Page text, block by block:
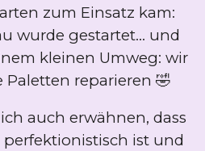
zum Einsatz kam:
wurde gestartet... und
kleinen Umweg: wir
reparieren 🤣
auch erwähnen, dass
ist und